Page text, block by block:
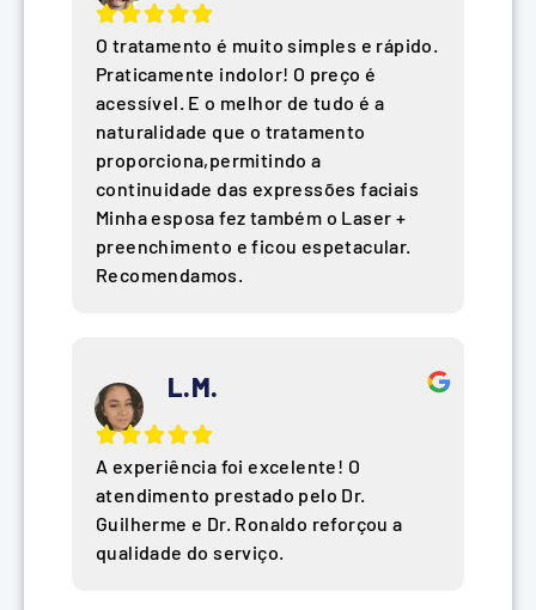
O tratamento é muito simples e rápido.
Praticamente indolor! O preço é
acessível. E o melhor de tudo é a
naturalidade que o tratamento
proporciona,permitindo a
continuidade das expressões faciais
Minha esposa fez também o Laser +
preenchimento e ficou espetacular.
Recomendamos.
L.M.
A experiência foi excelente! O
atendimento prestado pelo Dr.
Guilherme e Dr. Ronaldo reforçou a
qualidade do serviço.